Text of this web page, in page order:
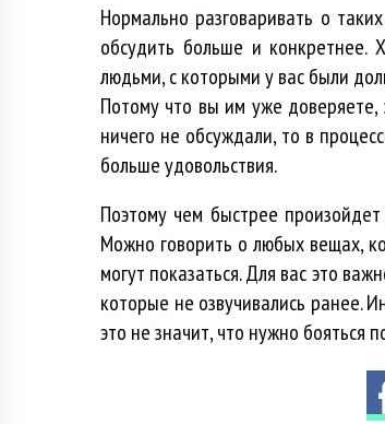
Нормально разговаривать о
обсудить больше и конкретнее.
людьми, с которыми у вас были
Потому что вы им уже
ничего не обсуждали, то в
больше удовольствия.
Поэтому чем быстрее
Можно говорить о любых вещах,
могут показаться. Для вас это
которые не озвучивались ранее.
это не значит, что нужно бояться